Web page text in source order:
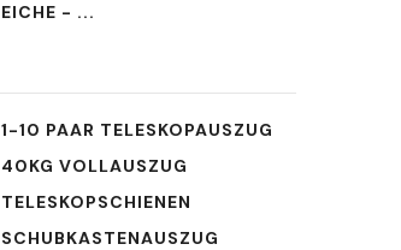
EICHE - ...
1-10 PAAR TELESKOPAUSZUG
40KG VOLLAUSZUG
TELESKOPSCHIENEN
SCHUBKASTENAUSZUG